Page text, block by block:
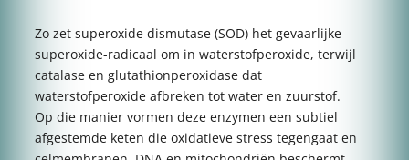
Zo zet superoxide dismutase (SOD) het gevaarlijke
superoxide-radicaal om in waterstofperoxide, terwijl
catalase en glutathionperoxidase dat
waterstofperoxide afbreken tot water en zuurstof.
Op die manier vormen deze enzymen een subtiel
afgestemde keten die oxidatieve stress tegengaat en